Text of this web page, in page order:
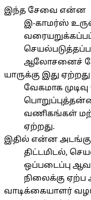
இந்த சேவை என்ன
இ-காமர்ஸ்
ஆலோசனைச்
யாருக்கு இது ஏற்றது
வேகமாக
வணிகங்கள்
ஏற்றது.
இதில் என்ன
திட்டமிடல்,
ஒப்படைப்பு
நிலைக்கு ஏற்ப
வாடிக்கையாளர்